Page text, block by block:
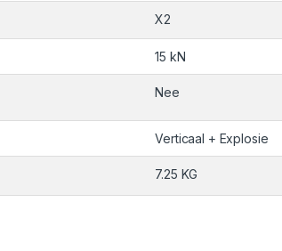
X2
15 kN
Nee
Verticaal + Explosie
7.25 KG